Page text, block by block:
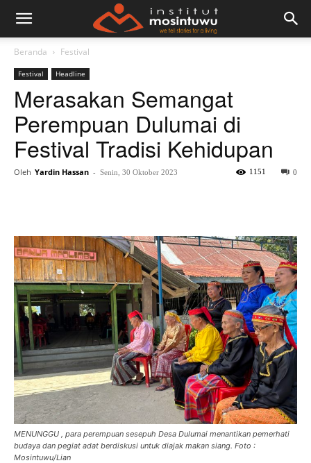
Beranda Festival
Festival Headline
Merasakan Semangat
Perempuan Dulumai di
Festival Tradisi Kehidupan
Oleh Yardin Hassan - Senin, 30 Oktober 2023 0
1151
MENUNGGU , para perempuan sesepuh Desa Dulumai menantikan pemerhati
budaya dan pegiat adat berdiskusi untuk diajak makan siang. Foto :
Mosintuwu/Lian